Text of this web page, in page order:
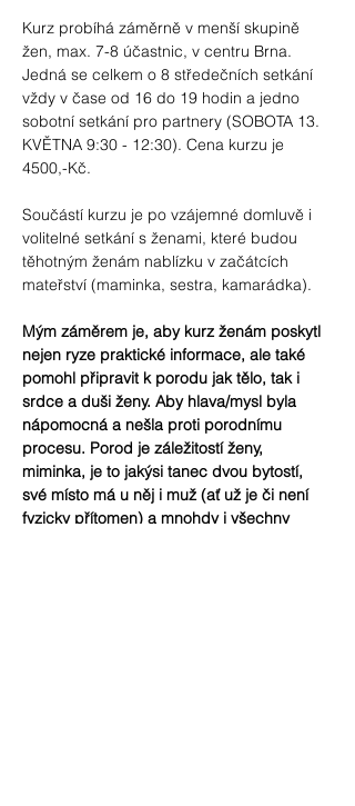
Kurz probíhá záměrně v menší skupině
žen, max. 7-8 účastnic, v centru Brna.
Jedná se celkem o 8 středečních setkání
vždy v čase od 16 do 19 hodin a jedno
sobotní setkání pro partnery (SOBOTA 13.
KVĚTNA 9:30 - 12:30). Cena kurzu je
4500,-Kč.
Součástí kurzu je po vzájemné domluvě i
volitelné setkání s ženami, které budou
těhotným ženám nablízku v začátcích
mateřství (maminka, sestra, kamarádka).
Mým záměrem je, aby kurz ženám poskytl
nejen ryze praktické informace, ale také
pomohl připravit k porodu jak tělo, tak i
srdce a duši ženy. Aby hlava/mysl byla
nápomocná a nešla proti porodnímu
procesu. Porod je záležitostí ženy,
miminka, je to jakýsi tanec dvou bytostí,
své místo má u něj i muž (ať už je či není
fyzicky přítomen) a mnohdy i všechny